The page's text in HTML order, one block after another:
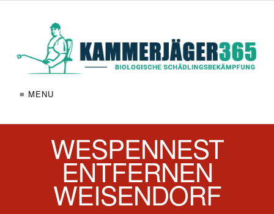
≡ MENU
WESPENNEST
ENTFERNEN
WEISENDORF